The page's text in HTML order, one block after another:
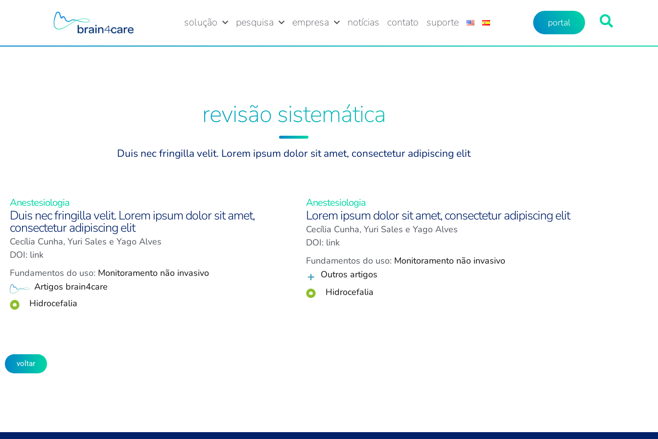
solução pesquisa empresa notícias contato suporte portal
revisão sistemática
Duis nec fringilla velit. Lorem ipsum dolor sit amet, consectetur adipiscing elit
Anestesiologia
Duis nec fringilla velit. Lorem ipsum dolor sit amet,
consectetur adipiscing elit
Cecília Cunha, Yuri Sales e Yago Alves
DOI: link
Fundamentos do uso: Monitoramento não invasivo
Artigos brain4care
Hidrocefalia
Anestesiologia
Lorem ipsum dolor sit amet, consectetur adipiscing elit
Cecília Cunha, Yuri Sales e Yago Alves
DOI: link
Fundamentos do uso: Monitoramento não invasivo
Outros artigos
Hidrocefalia
voltar